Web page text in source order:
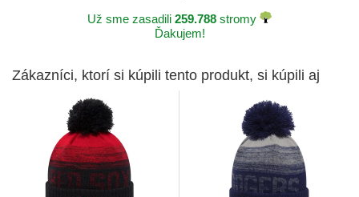
Už sme zasadili 259.788 stromy
Ďakujem!
Zákazníci, ktorí si kúpili tento produkt, si kúpili aj